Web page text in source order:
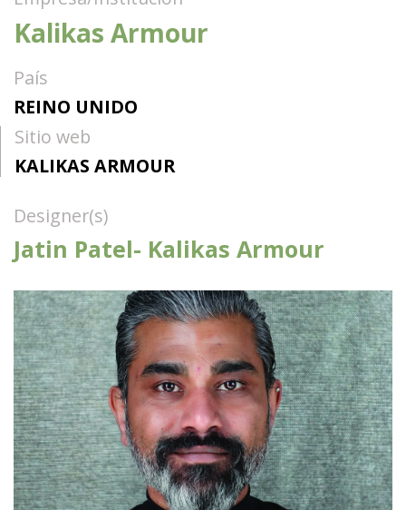
Kalikas Armour
País
REINO UNIDO
Sitio web
KALIKAS ARMOUR
Designer(s)
Jatin Patel- Kalikas Armour